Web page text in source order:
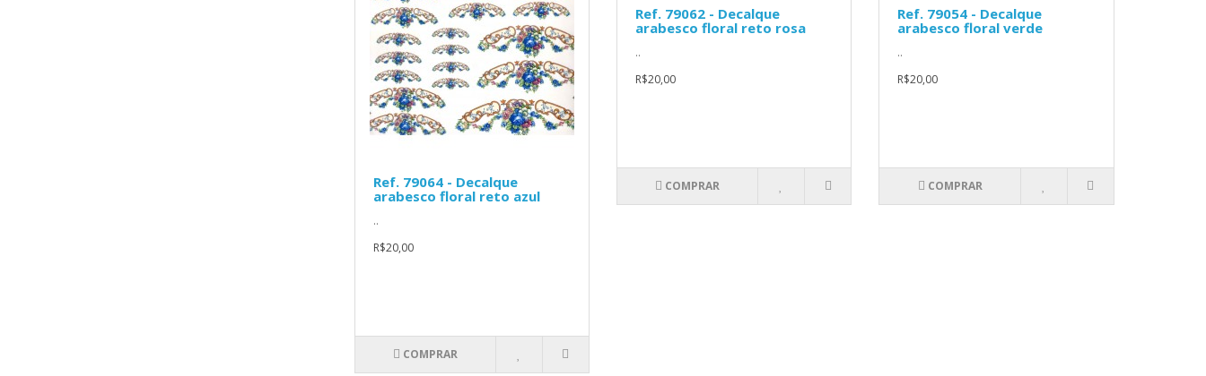
Ref. 79064 - Decalque
arabesco floral reto azul
..
R$20,00
COMPRAR
Ref. 79062 - Decalque
arabesco floral reto rosa
..
R$20,00
COMPRAR
Ref. 79054 - Decalque
arabesco floral verde
..
R$20,00
COMPRAR